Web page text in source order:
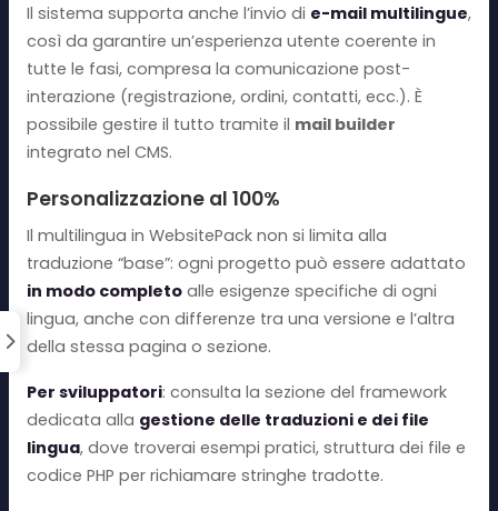
Il sistema supporta anche l’invio di e-mail multilingue,
così da garantire un’esperienza utente coerente in
tutte le fasi, compresa la comunicazione post-
interazione (registrazione, ordini, contatti, ecc.). È
possibile gestire il tutto tramite il mail builder
integrato nel CMS.
Personalizzazione al 100%
Il multilingua in WebsitePack non si limita alla
traduzione “base”: ogni progetto può essere adattato
in modo completo alle esigenze specifiche di ogni
lingua, anche con differenze tra una versione e l’altra
della stessa pagina o sezione.
Per sviluppatori: consulta la sezione del framework
dedicata alla gestione delle traduzioni e dei file
lingua, dove troverai esempi pratici, struttura dei file e
codice PHP per richiamare stringhe tradotte.